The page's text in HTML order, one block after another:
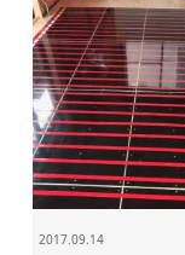
2017.09.14